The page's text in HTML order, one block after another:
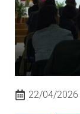
22/04/2026